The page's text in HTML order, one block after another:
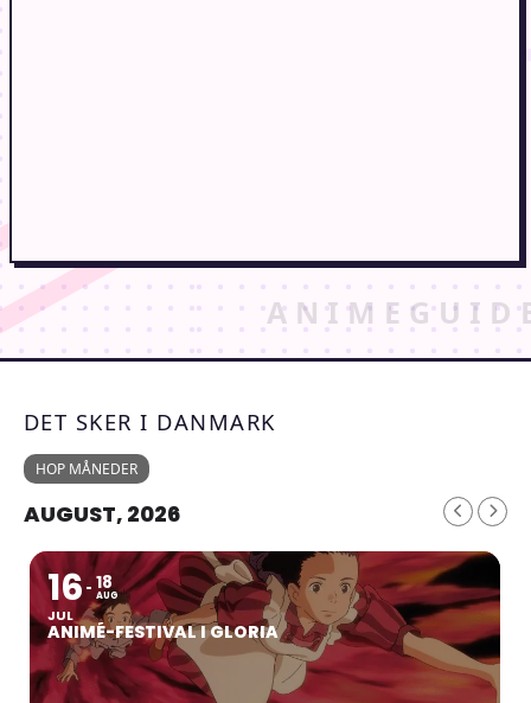
DET SKER I DANMARK
HOP MÅNEDER
AUGUST, 2026
16
JUL
18
AUG
ANIMÉ-FESTIVAL I GLORIA